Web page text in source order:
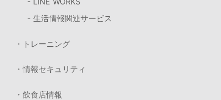
- 生活情報関連サービス
・トレーニング
・情報セキュリティ
・飲食店情報